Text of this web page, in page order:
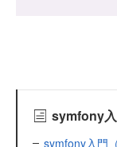
symfony
symfony入門